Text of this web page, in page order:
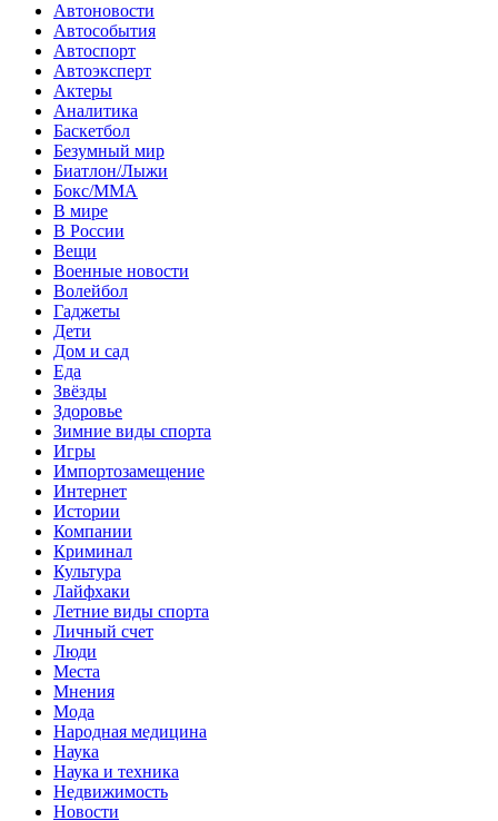
Автоновости
Автособытия
Автоспорт
Автоэксперт
Актеры
Аналитика
Баскетбол
Безумный мир
Биатлон/Лыжи
Бокс/MMA
В мире
В России
Вещи
Военные новости
Волейбол
Гаджеты
Дети
Дом и сад
Еда
Звёзды
Здоровье
Зимние виды спорта
Игры
Импортозамещение
Интернет
Истории
Компании
Криминал
Культура
Лайфхаки
Летние виды спорта
Личный счет
Люди
Места
Мнения
Мода
Народная медицина
Наука
Наука и техника
Недвижимость
Новости